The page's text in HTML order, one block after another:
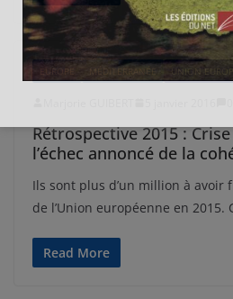
EUROPE MÉDITERRANÉE UNION
Rétrospective 2015 :
l’échec annoncé de la
Ils sont plus d’un million à avoir
de l’Union européenne en 2015.
Read More